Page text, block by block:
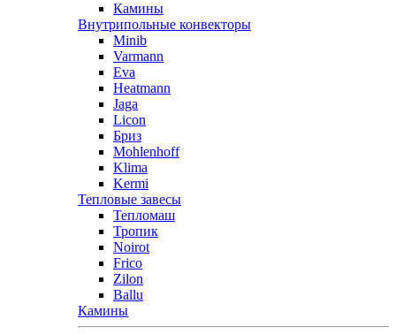
Камины
Внутрипольные конвекторы
Minib
Varmann
Eva
Heatmann
Jaga
Licon
Бриз
Mohlenhoff
Klima
Kermi
Тепловые завесы
Тепломаш
Тропик
Noirot
Frico
Zilon
Ballu
Камины